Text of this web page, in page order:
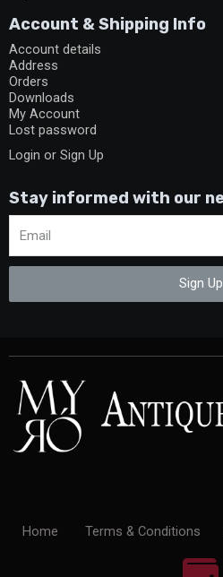
Account & Shipping Info
Account details
Address
Orders
Downloads
My Account
Lost password
Login or Sign Up
Stay informed with our
Sign Up
Home Terms & Conditions